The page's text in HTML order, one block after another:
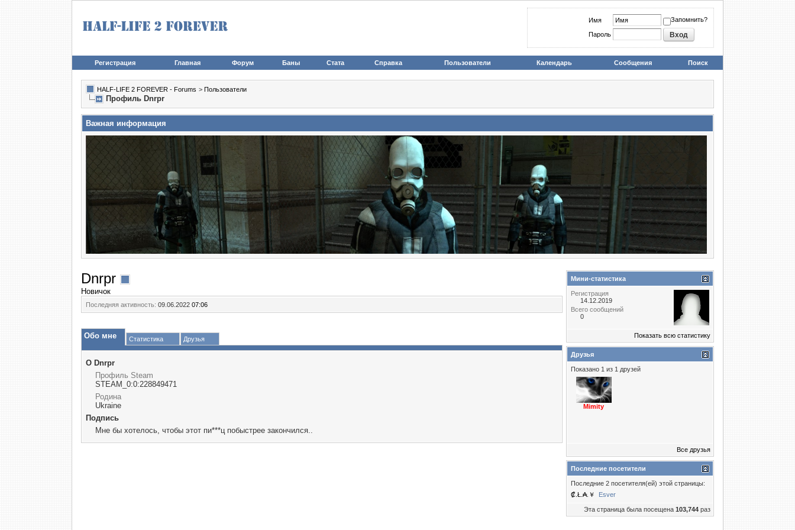
Имя Запомнить?
Пароль
Регистрация Главная Форум Баны Стата Справка Пользователи Календарь Сообщения Поиск
HALF-LIFE 2 FOREVER - Forums > Пользователи
Профиль Dnrpr
Важная информация
Dnrpr
Новичок
Последняя активность: 09.06.2022 07:06
Обо мне Статистика Друзья
О Dnrpr
Профиль Steam
STEAM_0:0:228849471
Родина
Ukraine
Подпись
Мне бы хотелось, чтобы этот пи***ц побыстрее закончился..
Мини-статистика
Регистрация
14.12.2019
Всего сообщений
0
Показать всю статистику
Друзья
Показано 1 из 1 друзей
Mimity
Все друзья
Последние посетители
Последние 2 посетителя(ей) этой страницы:
₡.Ł.₳.￥
Esver
Эта страница была посещена 103,744 раз